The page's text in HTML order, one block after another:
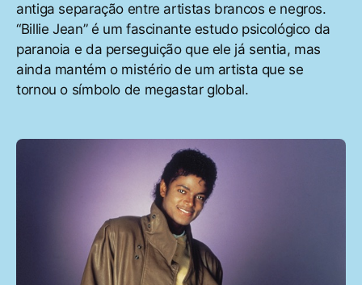
antiga separação entre artistas brancos e negros.
“Billie Jean” é um fascinante estudo psicológico da
paranoia e da perseguição que ele já sentia, mas
ainda mantém o mistério de um artista que se
tornou o símbolo de megastar global.